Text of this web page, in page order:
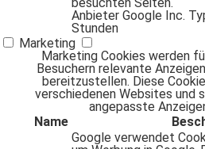
Anbieter Google Inc.
Stunden
Marketing
Marketing Cookies werden
Besuchern relevante
bereitzustellen. Diese
verschiedenen Websites und
angepasste
Name
Google verwendet